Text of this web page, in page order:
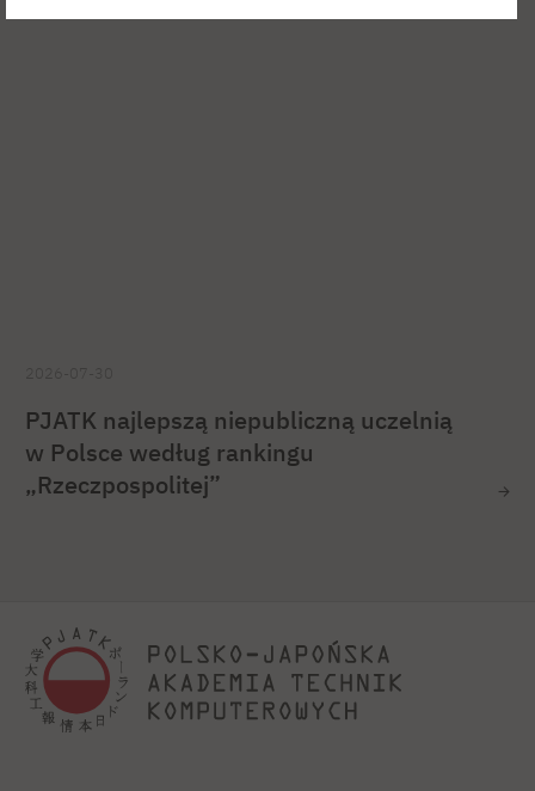
PJATK najlepszą niepubliczną uczelnią
w Polsce według rankingu
„Rzeczpospolitej”